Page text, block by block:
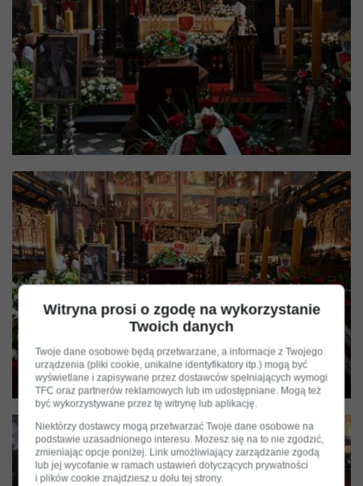
Witryna prosi o zgodę na wykorzystanie
Twoich danych
Twoje dane osobowe będą przetwarzane, a informacje z Twojego
urządzenia (pliki cookie, unikalne identyfikatory itp.) mogą być
wyświetlane i zapisywane przez dostawców spełniających wymogi
TFC oraz partnerów reklamowych lub im udostępniane. Mogą też
być wykorzystywane przez tę witrynę lub aplikację.
Niektórzy dostawcy mogą przetwarzać Twoje dane osobowe na
podstawie uzasadnionego interesu. Możesz się na to nie zgodzić,
zmieniając opcje poniżej. Link umożliwiający zarządzanie zgodą
lub jej wycofanie w ramach ustawień dotyczących prywatności
i plików cookie znajdziesz u dołu tej strony.